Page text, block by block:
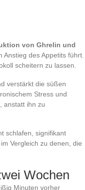
von Ghrelin und
Anstieg des Appetits führt.
scheitern zu lassen.
verstärkt die süßen
Stress und
anstatt ihn zu
schlafen, signifikant
Vergleich zu denen, die
Wochen
Minuten vorher